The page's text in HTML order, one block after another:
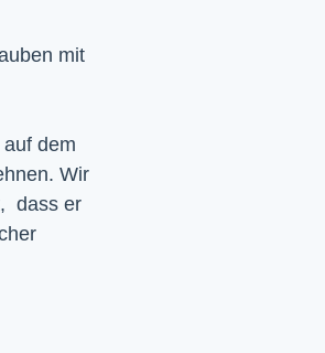
mit
dem
Wir
dass er